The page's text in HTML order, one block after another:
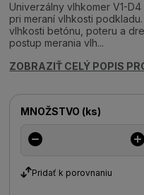
Univerzálny vlhkomer V1-
pri meraní vlhkosti
vlhkosti betónu, poteru a
postup merania vlh...
ZOBRAZIŤ CELÝ POPIS
MNOŽSTVO (ks)
Pridať k porovnaniu